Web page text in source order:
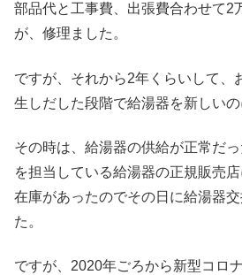
部品代と工事費、出張費合わせて2
が、修理ました。
ですが、それから2年くらいして、
生しだした段階で給湯器を新しいの
その時は、給湯器の供給が正常だ
を担当している給湯器の正規販売
在庫があったのでその日に給湯器
た。
ですが、2020年ごろから新型コロ